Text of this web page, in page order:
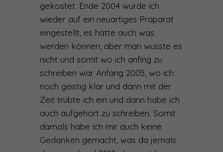
gekostet. Ende 2004 wurde ich
wieder auf ein neuartiges Präparat
eingestellt, es hätte auch was
werden können, aber man wusste es
nicht und somit wo ich anfing zu
schreiben war Anfang 2005, wo ich
noch geistig klar und dann mit der
Zeit trübte ich ein und dann habe ich
auch aufgehört zu schreiben. Somit
damals habe ich mir auch keine
Gedanken gemacht, was da jemals